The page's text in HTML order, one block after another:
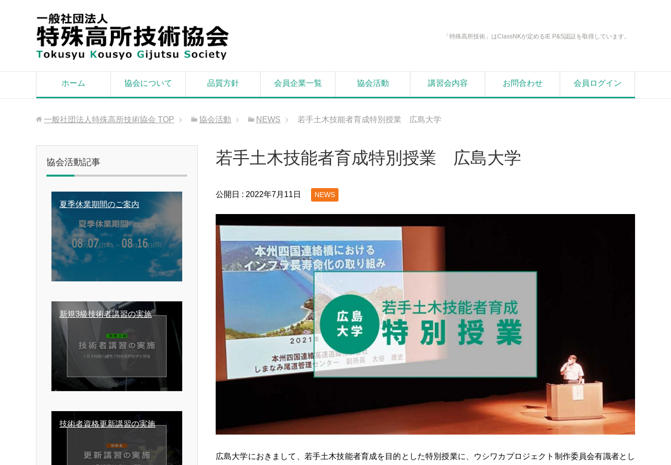
「特殊高所技術」はClassNKが定めるIE P&S認証を取得しています。
ホーム 協会について 品質方針 会員企業一覧 協会活動 講習会内容 お問合わせ 会員ログイン
一般社団法人特殊高所技術協会 TOP 協会活動 NEWS 若手土木技能者育成特別授業 広島大学
若手土木技能者育成特別授業 広島大学
公開日 : 2022年7月11日 NEWS
広島大学におきまして、若手土木技能者育成を目的とした特別授業に、ウシワカプロジェクト制作委員会有識者とし
協会活動記事
夏季休業期間のご案内
新規3級技術者講習の実施
技術者資格更新講習の実施